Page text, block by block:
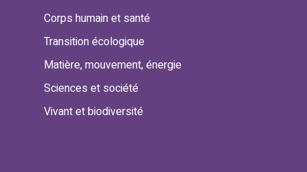
Corps humain et santé
Transition écologique
Matière, mouvement, énergie
Sciences et société
Vivant et biodiversité